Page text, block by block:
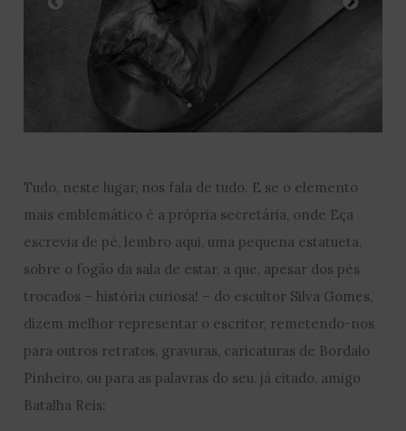
Tudo, neste lugar, nos fala de tudo. E se o elemento
mais emblemático é a própria secretária, onde Eça
escrevia de pé, lembro aqui, uma pequena estatueta,
sobre o fogão da sala de estar, a que, apesar dos pés
trocados – história curiosa! – do escultor Silva Gomes,
dizem melhor representar o escritor, remetendo-nos
para outros retratos, gravuras, caricaturas de Bordalo
Pinheiro, ou para as palavras do seu, já citado, amigo
Batalha Reis: